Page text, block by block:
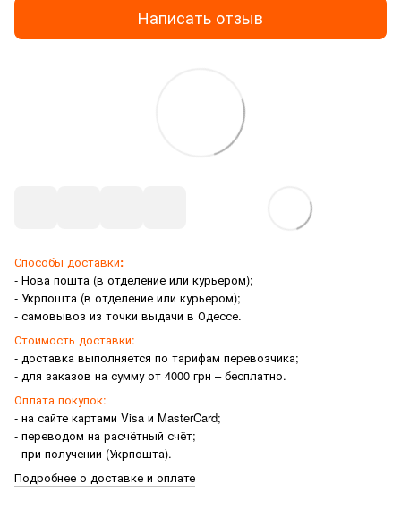
Написать отзыв
Способы доставки:
- Нова пошта (в отделение или курьером);
- Укрпошта (в отделение или курьером);
- самовывоз из точки выдачи в Одессе.
Стоимость доставки:
- доставка выполняется по тарифам перевозчика;
- для заказов на сумму от 4000 грн – бесплатно.
Оплата покупок:
- на сайте картами Visa и MasterCard;
- переводом на расчётный счёт;
- при получении (Укрпошта).
Подробнее о доставке и оплате